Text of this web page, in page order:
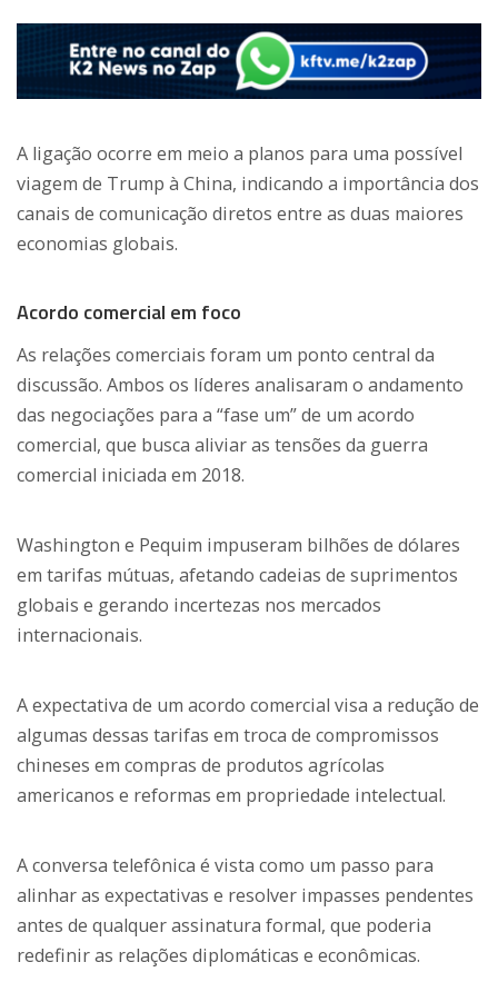
A ligação ocorre em meio a planos para uma possível
viagem de Trump à China, indicando a importância dos
canais de comunicação diretos entre as duas maiores
economias globais.
Acordo comercial em foco
As relações comerciais foram um ponto central da
discussão. Ambos os líderes analisaram o andamento
das negociações para a “fase um” de um acordo
comercial, que busca aliviar as tensões da guerra
comercial iniciada em 2018.
Washington e Pequim impuseram bilhões de dólares
em tarifas mútuas, afetando cadeias de suprimentos
globais e gerando incertezas nos mercados
internacionais.
A expectativa de um acordo comercial visa a redução de
algumas dessas tarifas em troca de compromissos
chineses em compras de produtos agrícolas
americanos e reformas em propriedade intelectual.
A conversa telefônica é vista como um passo para
alinhar as expectativas e resolver impasses pendentes
antes de qualquer assinatura formal, que poderia
redefinir as relações diplomáticas e econômicas.